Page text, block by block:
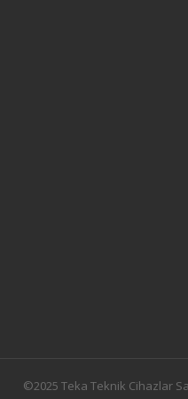
©2025 Teka Teknik Cihazlar